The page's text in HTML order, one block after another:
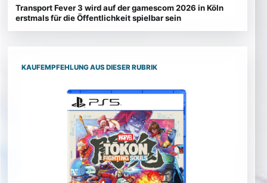
Transport Fever 3 wird auf der gamescom 2026 in Köln
erstmals für die Öffentlichkeit spielbar sein
KAUFEMPFEHLUNG AUS DIESER RUBRIK